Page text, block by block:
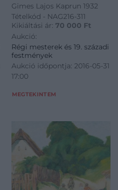
Gimes Lajos Kaprun 1932
Tételkód - NAG216-311
Kikiáltási ár: 70 000 Ft
Aukció:
Régi mesterek és 19. századi
festmények
Aukció időpontja: 2016-05-31
17:00
MEGTEKINTEM